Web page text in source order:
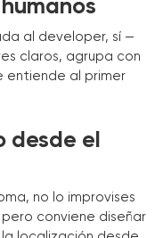
al developer, sí —
claros, agrupa con
entiende al primer
desde el
no lo improvises
conviene diseñar